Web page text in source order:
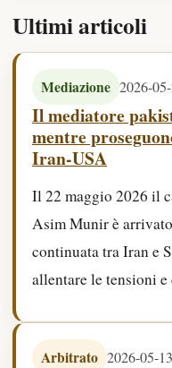
Ultimi articoli
Mediazione 2026-
Il mediatore
mentre
Iran-USA
Il 22 maggio 2026 il
Asim Munir è
continuata tra Iran e
allentare le tensioni e
Arbitrato 2026-05-13